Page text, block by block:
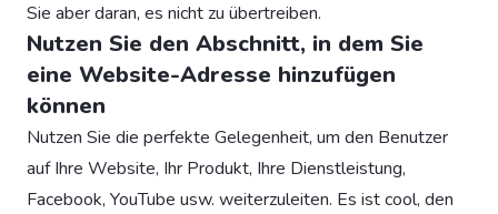
Sie aber daran, es nicht zu übertreiben.
Nutzen Sie den Abschnitt, in dem Sie
eine Website-Adresse hinzufügen
können
Nutzen Sie die perfekte Gelegenheit, um den Benutzer
auf Ihre Website, Ihr Produkt, Ihre Dienstleistung,
Facebook, YouTube usw. weiterzuleiten. Es ist cool, den